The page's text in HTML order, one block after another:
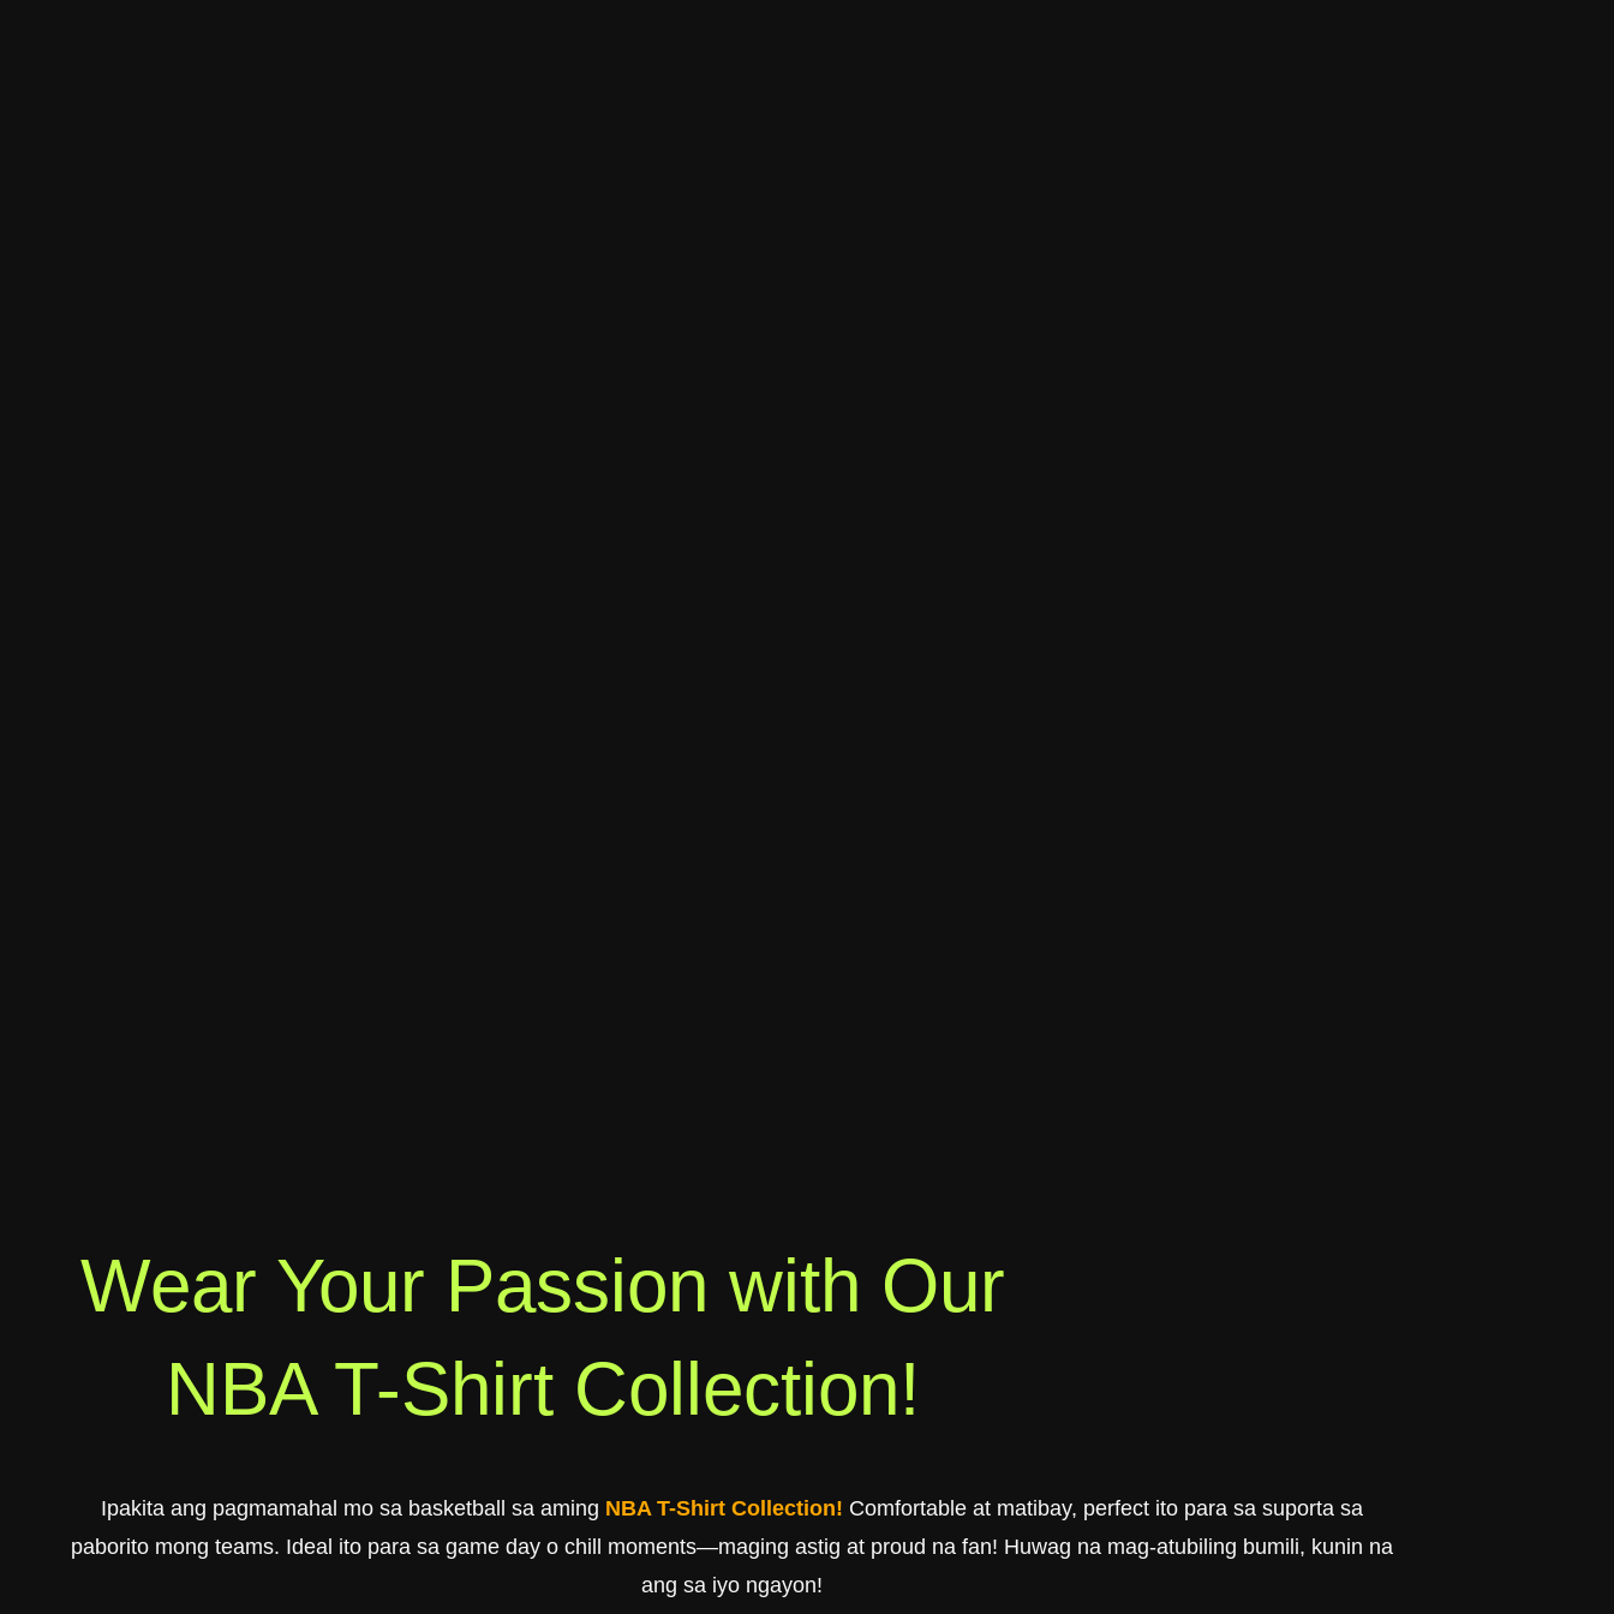
Wear Your Passion with Our
NBA T-Shirt Collection!
Ipakita ang pagmamahal mo sa basketball sa aming NBA T-Shirt Collection! Comfortable at matibay, perfect ito para sa suporta sa
paborito mong teams. Ideal ito para sa game day o chill moments—maging astig at proud na fan! Huwag na mag-atubiling bumili, kunin na
ang sa iyo ngayon!